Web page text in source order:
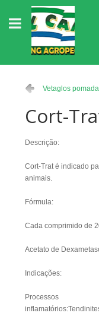
Vetaglos pomada
Cort-
Descrição:
Cort-Trat é indicado
animais.
Fórmula:
Cada comprimido de
Acetato de
Indicações:
Processos